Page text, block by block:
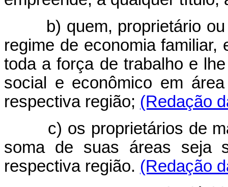
b) quem, proprietário ou
regime de economia
toda a força de trabalho e
social e econômico em
respectiva região; (Redação
c) os proprietários de
soma de suas áreas seja
respectiva região. (Redação